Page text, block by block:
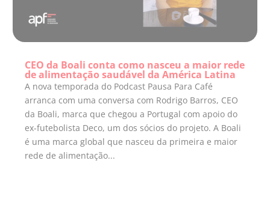
CEO da Boali conta como nasceu a maior rede
de alimentação saudável da América Latina
A nova temporada do Podcast Pausa Para Café
arranca com uma conversa com Rodrigo Barros, CEO
da Boali, marca que chegou a Portugal com apoio do
ex-futebolista Deco, um dos sócios do projeto. A Boali
é uma marca global que nasceu da primeira e maior
rede de alimentação...